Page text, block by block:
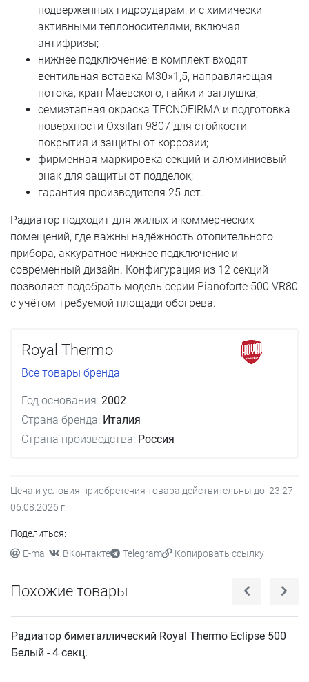
подверженных гидроударам, и с химически
активными теплоносителями, включая
антифризы;
нижнее подключение: в комплект входят
вентильная вставка M30×1,5, направляющая
потока, кран Маевского, гайки и заглушка;
семиэтапная окраска TECNOFIRMA и подготовка
поверхности Oxsilan 9807 для стойкости
покрытия и защиты от коррозии;
фирменная маркировка секций и алюминиевый
знак для защиты от подделок;
гарантия производителя 25 лет.
Радиатор подходит для жилых и коммерческих
помещений, где важны надёжность отопительного
прибора, аккуратное нижнее подключение и
современный дизайн. Конфигурация из 12 секций
позволяет подобрать модель серии Pianoforte 500 VR80
с учётом требуемой площади обогрева.
Royal Thermo
Все товары бренда
Год основания: 2002
Страна бренда: Италия
Страна производства: Россия
Цена и условия приобретения товара действительны до: 23:27
06.08.2026 г.
Поделиться:
E-mail
ВКонтакте Telegram Копировать ссылку
Похожие товары
Радиатор биметаллический Royal Thermo Eclipse 500
Белый - 4 секц.